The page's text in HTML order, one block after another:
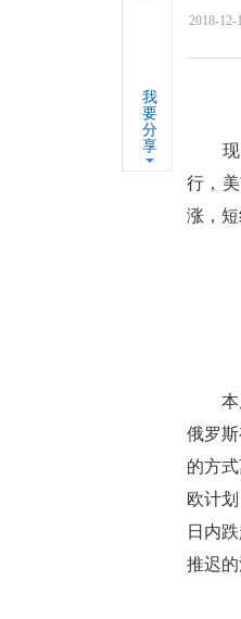
2018-12-
我
要
分
享
现货
行，
涨，短
本周
俄罗
的方
欧计
日内
推迟